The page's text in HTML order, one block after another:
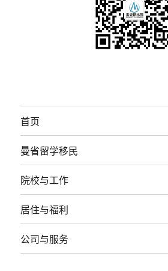
首页
曼省留学移民
院校与工作
居住与福利
公司与服务